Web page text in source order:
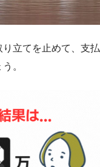
り立てを止めて、支払
。